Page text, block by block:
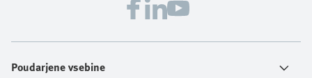
Poudarjene vsebine